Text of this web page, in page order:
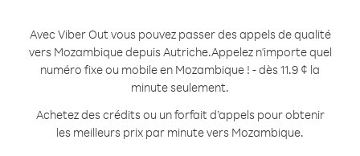
Avec Viber Out vous pouvez passer des appels de qualité
vers Mozambique depuis Autriche.Appelez n'importe quel
numéro fixe ou mobile en Mozambique ! - dès 11.9 ¢ la
minute seulement.
Achetez des crédits ou un forfait d’appels pour obtenir
les meilleurs prix par minute vers Mozambique.